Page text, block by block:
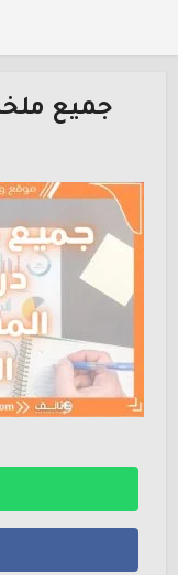
جميع